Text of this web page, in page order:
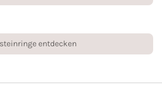
entdecken